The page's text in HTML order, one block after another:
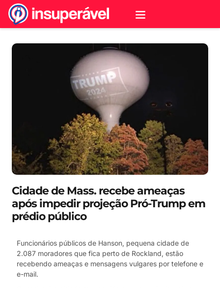
Cidade de Mass. recebe ameaças
após impedir projeção Pró-Trump em
prédio público
Funcionários públicos de Hanson, pequena cidade de
2.087 moradores que fica perto de Rockland, estão
recebendo ameaças e mensagens vulgares por telefone e
e-mail.